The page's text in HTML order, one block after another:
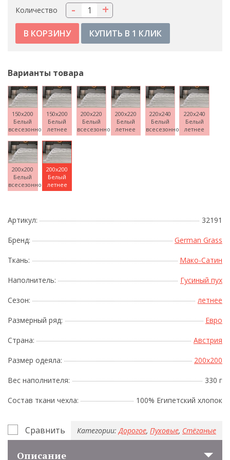
Количество +
-
КУПИТЬ В 1 КЛИК
Варианты товара
150x200
Белый
всесезонное
150x200
Белый
летнее
200x220
Белый
всесезонное
200x220
Белый
летнее
220x240
Белый
всесезонное
220x240
Белый
летнее
200x200
Белый
всесезонное
200x200
Белый
летнее
Артикул: 32191
Бренд: German Grass
Ткань: Мако-Сатин
Наполнитель: Гусиный пух
Сезон: летнее
Размерный ряд: Евро
Страна: Австрия
Размер одеяла: 200x200
Вес наполнителя: 330 г
Состав ткани чехла: 100% Египетский хлопок
Сравнить Категории: Дорогое, Пуховые, Стёганые
Описание